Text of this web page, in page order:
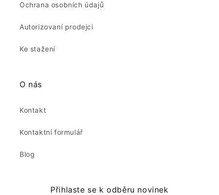
Ochrana osobních údajů
Autorizovaní prodejci
Ke stažení
O nás
Kontakt
Kontaktní formulář
Blog
Přihlaste se k odběru novinek